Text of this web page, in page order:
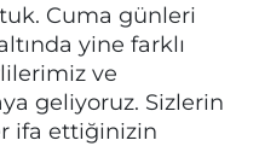
Cuma günleri
yine farklı
ve
geliyoruz. Sizlerin
ifa ettiğinizin